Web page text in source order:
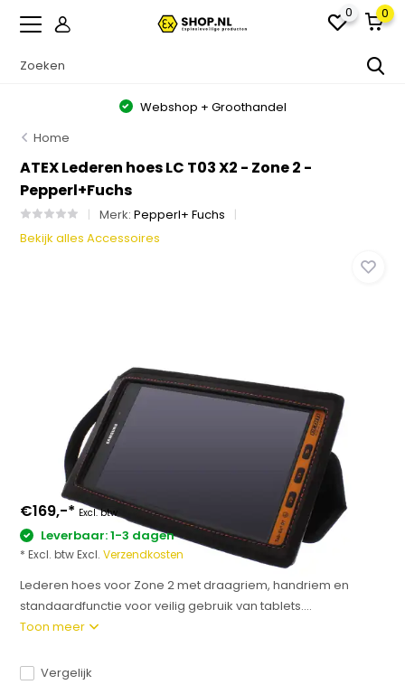
0 0
Webshop + Groothandel
Home
ATEX Lederen hoes LC T03 X2 - Zone 2 -
Pepperl+Fuchs
Merk:Pepperl+ Fuchs
Bekijk alles Accessoires
€169,-* Excl. btw
Leverbaar: 1-3 dagen
* Excl. btw Excl.Verzendkosten
Lederen hoes voor Zone 2 met draagriem, handriem en
standaardfunctie voor veilig gebruik van tablets....
Toon meer
Vergelijk